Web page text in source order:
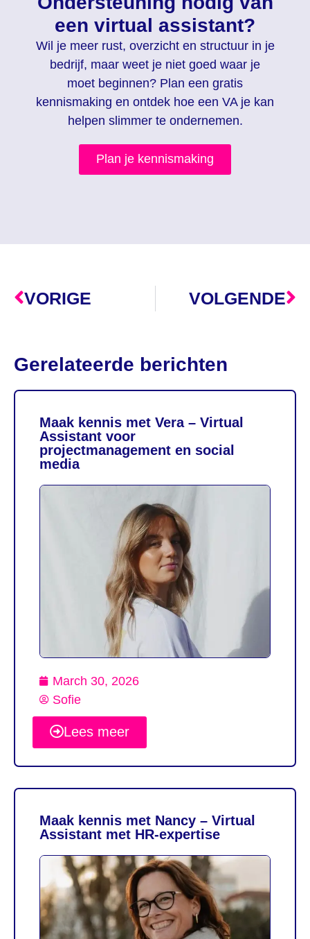
een virtual assistant?
Wil je meer rust, overzicht en structuur in je
bedrijf, maar weet je niet goed waar je
moet beginnen? Plan een gratis
kennismaking en ontdek hoe een VA je kan
helpen slimmer te ondernemen.
Plan je kennismaking
VORIGE VOLGENDE
Gerelateerde berichten
Maak kennis met Vera – Virtual
Assistant voor
projectmanagement en social
media
March 30, 2026
Sofie
Lees meer
Maak kennis met Nancy – Virtual
Assistant met HR-expertise